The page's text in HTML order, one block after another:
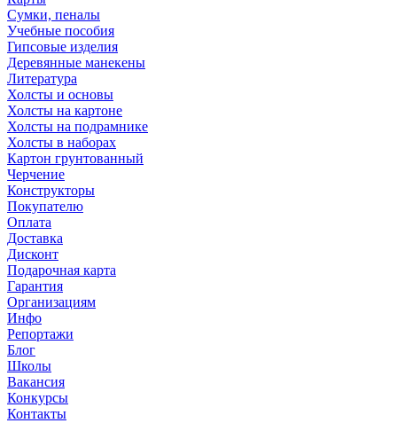
Сумки, пеналы
Учебные пособия
Гипсовые изделия
Деревянные манекены
Литература
Холсты и основы
Холсты на картоне
Холсты на подрамнике
Холсты в наборах
Картон грунтованный
Черчение
Конструкторы
Покупателю
Оплата
Доставка
Дисконт
Подарочная карта
Гарантия
Организациям
Инфо
Репортажи
Блог
Школы
Вакансия
Конкурсы
Контакты